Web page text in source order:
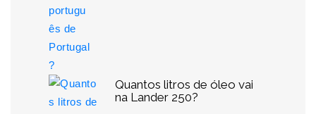
Quantos litros de óleo vai
na Lander 250?